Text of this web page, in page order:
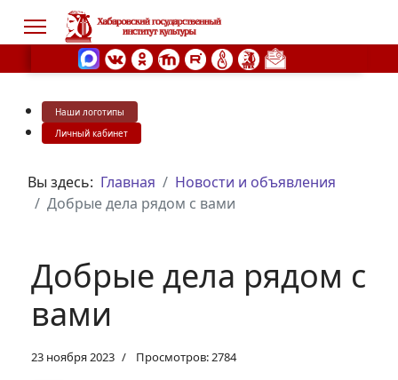
Наши логотипы
Личный кабинет
Вы здесь: Главная
Новости и объявления
Добрые дела рядом с вами
Добрые дела рядом с
вами
23 ноября 2023 Просмотров: 2784